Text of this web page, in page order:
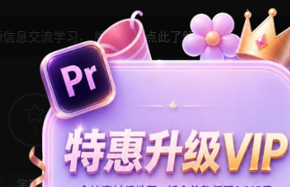
息交流学习， 版权说明点此了解！
0